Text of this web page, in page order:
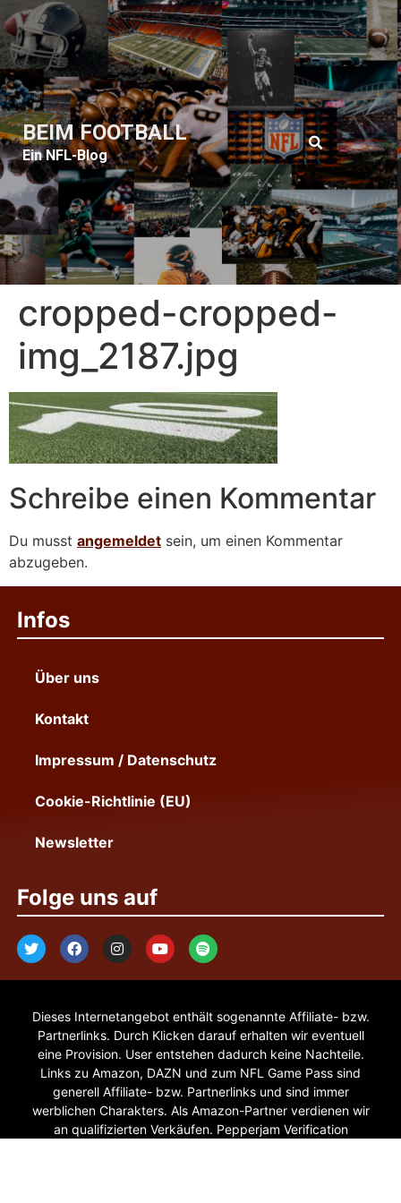
BEIM FOOTBALL
Ein NFL-Blog
cropped-cropped-
img_2187.jpg
Schreibe einen Kommentar
Du musst angemeldet sein, um einen Kommentar
abzugeben.
Infos
Über uns
Kontakt
Impressum / Datenschutz
Cookie-Richtlinie (EU)
Newsletter
Folge uns auf
Dieses Internetangebot enthält sogenannte Affiliate- bzw.
Partnerlinks. Durch Klicken darauf erhalten wir eventuell
eine Provision. User entstehen dadurch keine Nachteile.
Links zu Amazon, DAZN und zum NFL Game Pass sind
generell Affiliate- bzw. Partnerlinks und sind immer
werblichen Charakters. Als Amazon-Partner verdienen wir
an qualifizierten Verkäufen. Pepperjam Verification